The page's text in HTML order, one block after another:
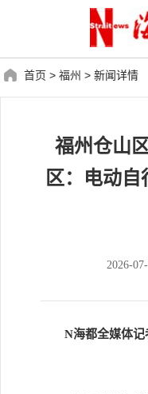
首页 > 福州 > 新闻详情
福州仓山
区：电动
2026-
N海都全媒体记